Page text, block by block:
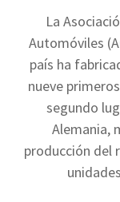
La
Automóviles
país ha
nueve
segundo
Alemania,
producción del